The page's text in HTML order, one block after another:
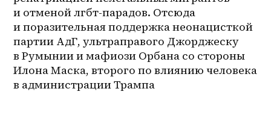
и отменой лгбт-парадов. Отсюда
и поразительная поддержка неонацисткой
партии АдГ, ультраправого Джорджеску
в Румынии и мафиози Орбана со стороны
Илона Маска, второго по влиянию человека
в администрации Трампа